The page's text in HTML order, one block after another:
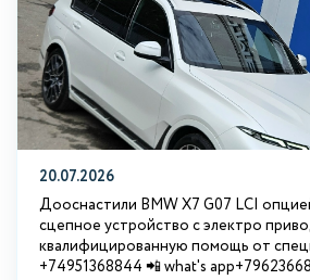
20.07.2026
Дооснастили BMW Х7 G07 LCI
сцепное устройство с электро
квалифицированную помощь от
+74951368844 📲 what's